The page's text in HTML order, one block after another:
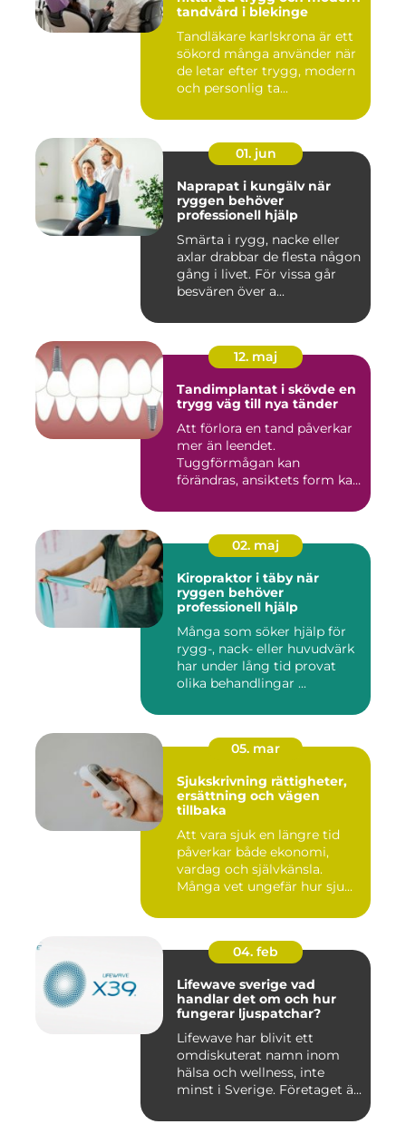
tandvård i blekinge
Tandläkare karlskrona är ett
sökord många använder när
de letar efter trygg, modern
och personlig ta...
01. jun
Naprapat i kungälv när
ryggen behöver
professionell hjälp
Smärta i rygg, nacke eller
axlar drabbar de flesta någon
gång i livet. För vissa går
besvären över a...
12. maj
Tandimplantat i skövde en
trygg väg till nya tänder
Att förlora en tand påverkar
mer än leendet.
Tuggförmågan kan
förändras, ansiktets form kan
02. maj
Kiropraktor i täby när
ryggen behöver
professionell hjälp
Många som söker hjälp för
rygg-, nack- eller huvudvärk
har under lång tid provat
olika behandlingar ...
05. mar
Sjukskrivning rättigheter,
ersättning och vägen
tillbaka
Att vara sjuk en längre tid
påverkar både ekonomi,
vardag och självkänsla.
Många vet ungefär hur sju...
04. feb
Lifewave sverige vad
handlar det om och hur
fungerar ljuspatchar?
Lifewave har blivit ett
omdiskuterat namn inom
hälsa och wellness, inte
minst i Sverige. Företaget ä...